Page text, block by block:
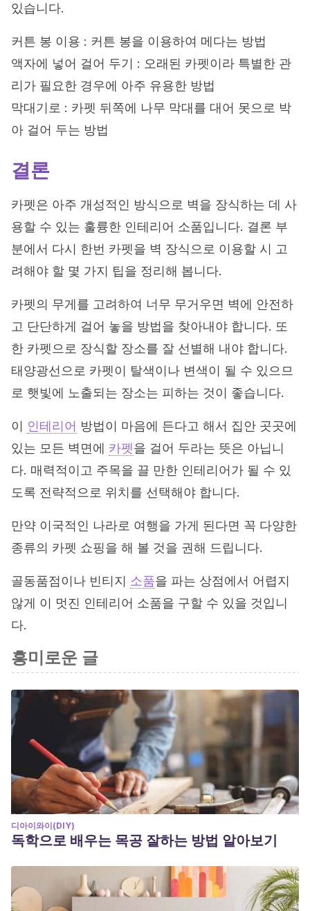
있습니다.
커튼 봉 이용 : 커튼 봉을 이용하여 메다는 방법
액자에 넣어 걸어 두기 : 오래된 카펫이라 특별한 관
리가 필요한 경우에 아주 유용한 방법
막대기로 : 카펫 뒤쪽에 나무 막대를 대어 못으로 박
아 걸어 두는 방법
결론
카펫은 아주 개성적인 방식으로 벽을 장식하는 데 사
용할 수 있는 훌륭한 인테리어 소품입니다. 결론 부
분에서 다시 한번 카펫을 벽 장식으로 이용할 시 고
려해야 할 몇 가지 팁을 정리해 봅니다.
카펫의 무게를 고려하여 너무 무거우면 벽에 안전하
고 단단하게 걸어 놓을 방법을 찾아내야 합니다. 또
한 카펫으로 장식할 장소를 잘 선별해 내야 합니다.
태양광선으로 카펫이 탈색이나 변색이 될 수 있으므
로 햇빛에 노출되는 장소는 피하는 것이 좋습니다.
이 인테리어 방법이 마음에 든다고 해서 집안 곳곳에
있는 모든 벽면에 카펫을 걸어 두라는 뜻은 아닙니
다. 매력적이고 주목을 끌 만한 인테리어가 될 수 있
도록 전략적으로 위치를 선택해야 합니다.
만약 이국적인 나라로 여행을 가게 된다면 꼭 다양한
종류의 카펫 쇼핑을 해 볼 것을 권해 드립니다.
골동품점이나 빈티지 소품을 파는 상점에서 어렵지
않게 이 멋진 인테리어 소품을 구할 수 있을 것입니
다.
흥미로운 글
디아이와이(DIY)
독학으로 배우는 목공 잘하는 방법 알아보기